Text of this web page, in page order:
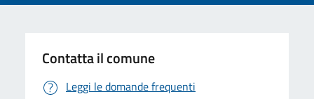
Contatta il comune
Leggi le domande frequenti